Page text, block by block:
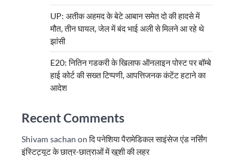
UP: अतीक अहमद के बेटे आबान समेत दो की हादसे में
मौत, तीन घायल, जेल में बंद भाई अली से मिलने आ रहे थे
झांसी
E20: नितिन गडकरी के खिलाफ ऑनलाइन पोस्ट पर बॉम्बे
हाई कोर्ट की सख्त टिप्पणी, आपत्तिजनक कंटेंट हटाने का
आदेश
Recent Comments
Shivam sachan on दि पनेशिया पैरामेडिकल साइंसेज एंड नर्सिंग
इंस्टिट्यूट के छात्र-छात्राओं में खुशी की लहर